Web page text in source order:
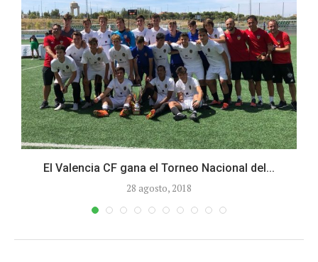
El Valencia CF gana el Torneo Nacional del...
28 agosto, 2018